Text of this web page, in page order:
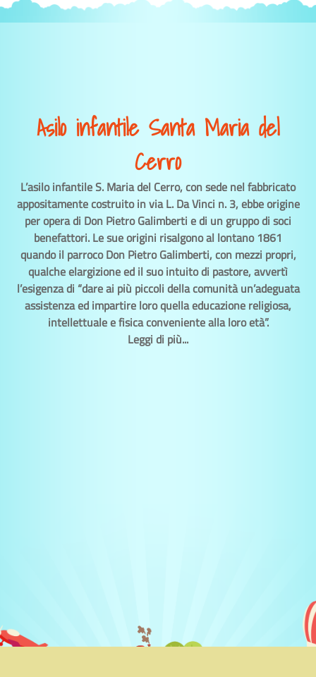
Asilo infantile Santa Maria del
Cerro
L’asilo infantile S. Maria del Cerro, con sede nel fabbricato
appositamente costruito in via L. Da Vinci n. 3, ebbe origine
per opera di Don Pietro Galimberti e di un gruppo di soci
benefattori. Le sue origini risalgono al lontano 1861
quando il parroco Don Pietro Galimberti, con mezzi propri,
qualche elargizione ed il suo intuito di pastore, avvertì
l’esigenza di “dare ai più piccoli della comunità un’adeguata
assistenza ed impartire loro quella educazione religiosa,
intellettuale e fisica conveniente alla loro età”.
Leggi di più...